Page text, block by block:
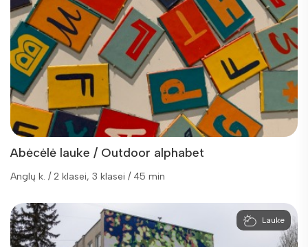
Abėcėlė lauke / Outdoor alphabet
Anglų k. / 2 klasei, 3 klasei / 45 min
Lauke